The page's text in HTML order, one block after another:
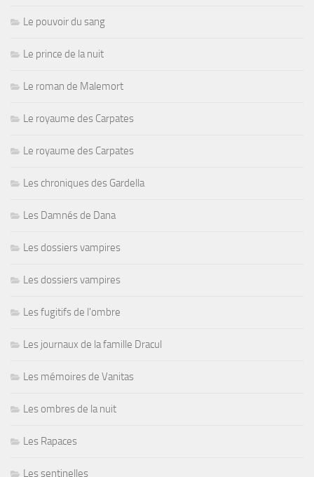
Le pouvoir du sang
Le prince de la nuit
Le roman de Malemort
Le royaume des Carpates
Le royaume des Carpates
Les chroniques des Gardella
Les Damnés de Dana
Les dossiers vampires
Les dossiers vampires
Les fugitifs de l'ombre
Les journaux de la famille Dracul
Les mémoires de Vanitas
Les ombres de la nuit
Les Rapaces
Les sentinelles